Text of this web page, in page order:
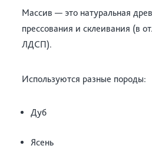
Массив — это натуральная
прессования и склеивания (в
ЛДСП).
Используются разные породы:
Дуб
Ясень